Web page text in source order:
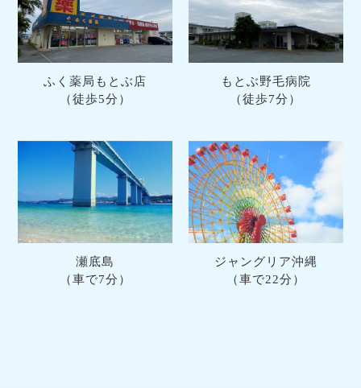
ふく薬局もとぶ店
（徒歩5分）
もとぶ野毛病院
（徒歩7分）
瀬底島
（車で7分）
ジャングリア沖縄
（車で22分）